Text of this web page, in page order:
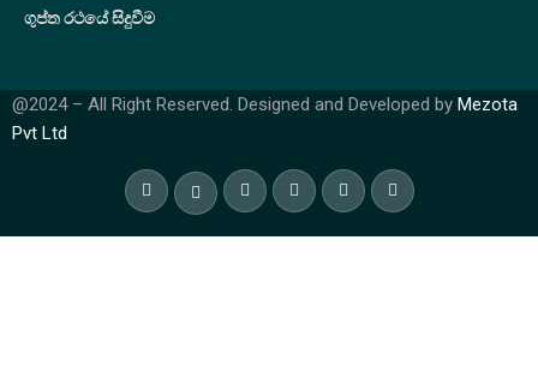
ගුප්ත රථයේ සිදුවීම
@2024 – All Right Reserved. Designed and Developed by Mezota
Pvt Ltd